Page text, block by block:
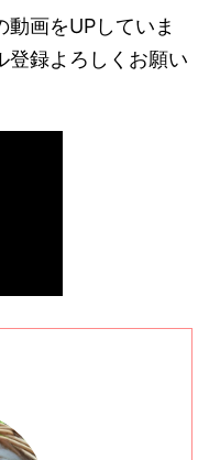
画をUPしていま
登録よろしくお願い